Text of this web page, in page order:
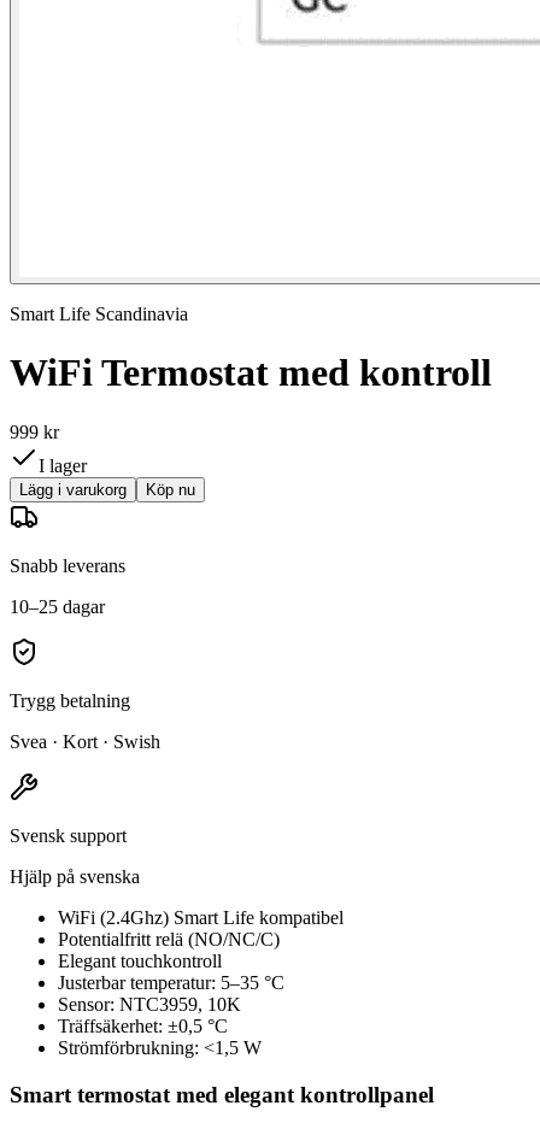
Smart Life Scandinavia
WiFi Termostat med kontroll
999 kr
I lager
Lägg i varukorg Köp nu
Snabb leverans
10–25 dagar
Trygg betalning
Svea · Kort · Swish
Svensk support
Hjälp på svenska
WiFi (2.4Ghz) Smart Life kompatibel
Potentialfritt relä (NO/NC/C)
Elegant touchkontroll
Justerbar temperatur: 5–35 °C
Sensor: NTC3959, 10K
Träffsäkerhet: ±0,5 °C
Strömförbrukning: <1,5 W
Smart termostat med elegant kontrollpanel